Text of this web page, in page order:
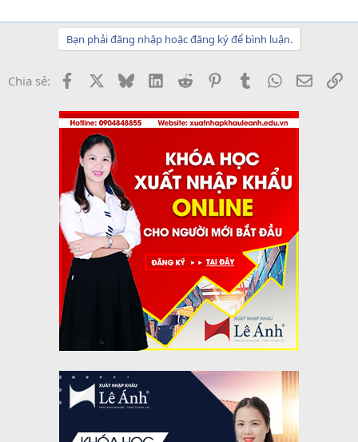
Bạn phải đăng nhập hoặc đăng ký để bình luận.
Chia sẻ: Facebook BlueskyLinkedInReddit PinterestTumblrWhatsApp
Email